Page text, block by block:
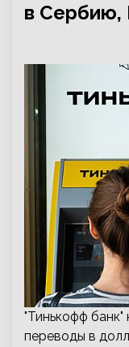
в Сербию,
"Тинькофф
переводы в